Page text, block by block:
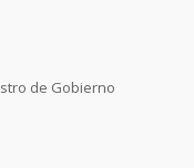
de Gobierno